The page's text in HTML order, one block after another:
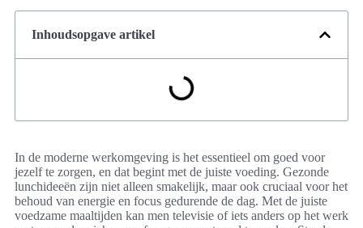
Inhoudsopgave artikel
In de moderne werkomgeving is het essentieel om goed voor
jezelf te zorgen, en dat begint met de juiste voeding. Gezonde
lunchideeën zijn niet alleen smakelijk, maar ook cruciaal voor het
behoud van energie en focus gedurende de dag. Met de juiste
voedzame maaltijden kan men televisie of iets anders op het werk